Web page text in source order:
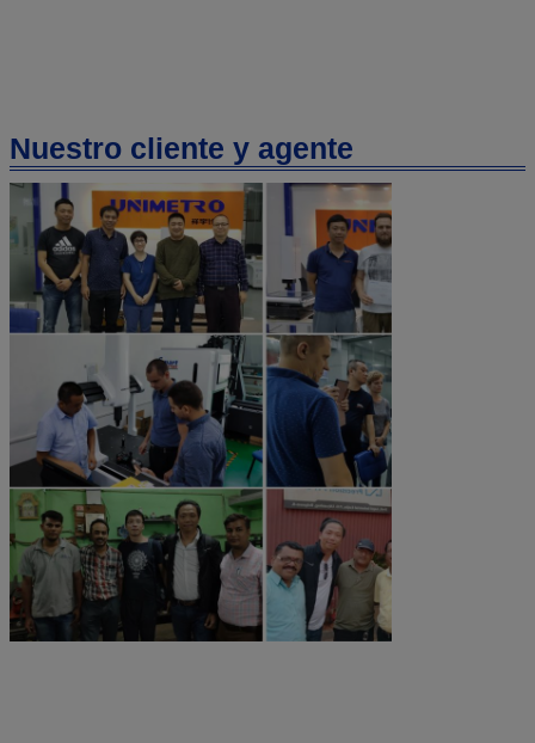
Nuestro cliente y agente